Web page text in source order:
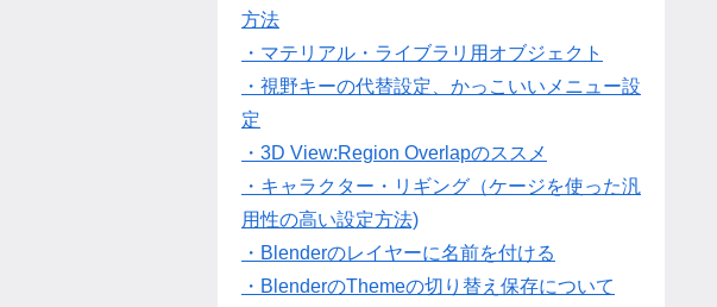
方法
・マテリアル・ライブラリ用オブジェクト
・視野キーの代替設定、かっこいいメニュー設
定
・3D View:Region Overlapのススメ
・キャラクター・リギング（ケージを使った汎
用性の高い設定方法)
・Blenderのレイヤーに名前を付ける
・BlenderのThemeの切り替え保存について